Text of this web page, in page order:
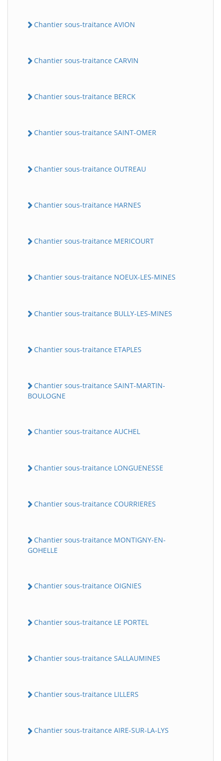
Chantier sous-traitance AVION
Chantier sous-traitance CARVIN
Chantier sous-traitance BERCK
Chantier sous-traitance SAINT-OMER
Chantier sous-traitance OUTREAU
Chantier sous-traitance HARNES
Chantier sous-traitance MERICOURT
Chantier sous-traitance NOEUX-LES-MINES
Chantier sous-traitance BULLY-LES-MINES
Chantier sous-traitance ETAPLES
Chantier sous-traitance SAINT-MARTIN-
BOULOGNE
Chantier sous-traitance AUCHEL
Chantier sous-traitance LONGUENESSE
Chantier sous-traitance COURRIERES
Chantier sous-traitance MONTIGNY-EN-
GOHELLE
Chantier sous-traitance OIGNIES
Chantier sous-traitance LE PORTEL
Chantier sous-traitance SALLAUMINES
Chantier sous-traitance LILLERS
Chantier sous-traitance AIRE-SUR-LA-LYS